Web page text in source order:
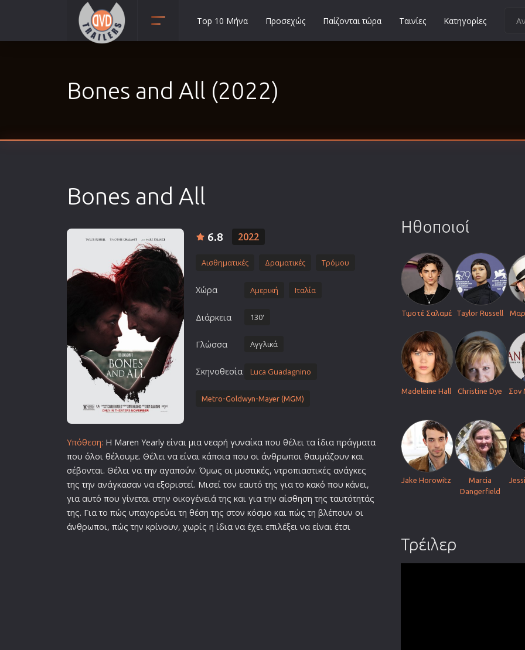
Αισθηματικές
Δραματικές
Ελληνικός Κινηματογράφος
Επιβίωσης
Επιστημονικής Φαντασίας
Εποχής
Ερωτικές
Ευρωπαικός Κινηματογράφος
Θρησκευτικές
Θρίλερ
Καταστροφής
Πολιτική
Top 10 Μήνα Προσεχώς Παίζονται τώρα Ταινίες Κατηγορίες
Bones and All (2022)
Bones and All
6.8 2022
Αισθηματικές Δραματικές Τρόμου
Χώρα Αμερική Ιταλία
Διάρκεια 130'
Γλώσσα Αγγλικά
Σκηνοθεσία Luca Guadagnino
Metro-Goldwyn-Mayer (MGM)
Υπόθεση: Η Maren Yearly είναι μια νεαρή γυναίκα που θέλει τα ίδια πράγματα
που όλοι θέλουμε. Θέλει να είναι κάποια που οι άνθρωποι θαυμάζουν και
σέβονται. Θέλει να την αγαπούν. Όμως οι μυστικές, ντροπιαστικές ανάγκες
της την ανάγκασαν να εξοριστεί. Μισεί τον εαυτό της για το κακό που κάνει,
για αυτό που γίνεται στην οικογένειά της και για την αίσθηση της ταυτότητάς
της. Για το πώς υπαγορεύει τη θέση της στον κόσμο και πώς τη βλέπουν οι
άνθρωποι, πώς την κρίνουν, χωρίς η ίδια να έχει επιλέξει να είναι έτσι
Ηθοποιοί
Τιμοτέ Σαλαμέ Taylor Russell
Madeleine Hall Christine Dye Σον
Jake Horowitz
Marcia
Dangerfield
Τρέιλερ